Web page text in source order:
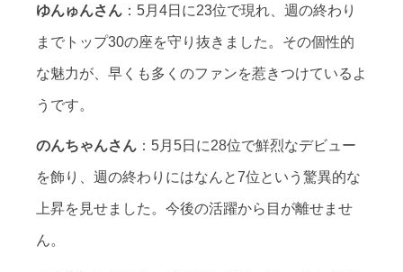
ゆんゅんさん ：5月4日に23位で現れ、週の終わり
までトップ30の座を守り抜きました。その個性的
な魅力が、早くも多くのファンを惹きつけているよ
うです。
のんちゃんさん ：5月5日に28位で鮮烈なデビュー
を飾り、週の終わりにはなんと7位という驚異的な
上昇を見せました。今後の活躍から目が離せませ
ん。